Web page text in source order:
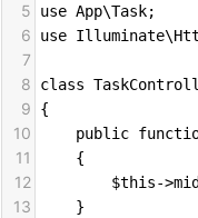
5
use App\Task;
6 use
7
8
class
9 {
10
public
11
    {
12
$this-
13
    }